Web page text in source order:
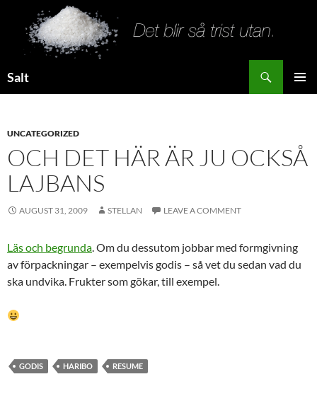
Salt
UNCATEGORIZED
OCH DET HÄR ÄR JU OCKSÅ
LAJBANS
AUGUST 31, 2009 STELLAN LEAVE A COMMENT
Läs och begrunda. Om du dessutom jobbar med formgivning
av förpackningar – exempelvis godis – så vet du sedan vad du
ska undvika. Frukter som gökar, till exempel.
GODIS HARIBO RESUME